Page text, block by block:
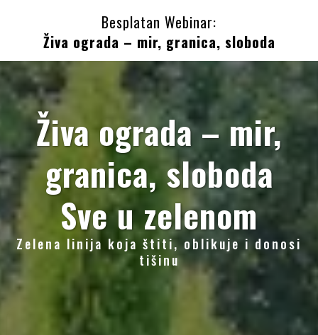
Besplatan Webinar:
Živa ograda – mir, granica, sloboda
Živa ograda – mir,
granica, sloboda
Sve u zelenom
Zelena linija koja štiti, oblikuje i donosi
tišinu